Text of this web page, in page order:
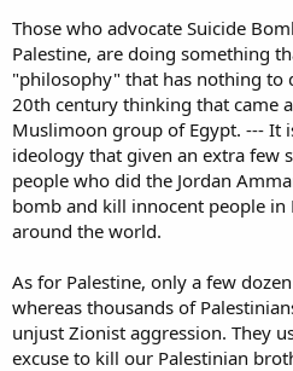
Those who advocate Suicide
Palestine, are doing something
"philosophy" that has nothing to
20th century thinking that came
Muslimoon group of Egypt. --- It
ideology that given an extra few
people who did the Jordan
bomb and kill innocent people
around the world.
As for Palestine, only a few
whereas thousands of
unjust Zionist aggression. They
excuse to kill our Palestinian